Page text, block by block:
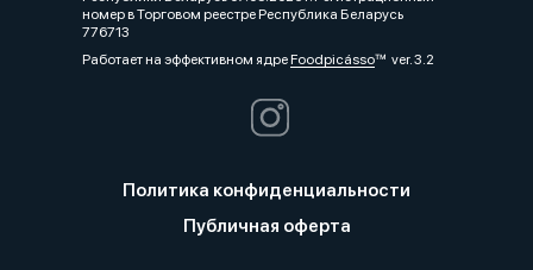
номер в Торговом реестре Республика Беларусь
776713
Работает на эффективном ядреFoodpicássover. 3.2
Политика конфиденциальности
Публичная оферта